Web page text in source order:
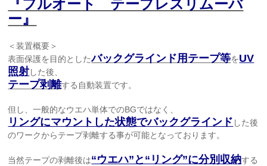
『フルオート テープレスリムーバ
ー』
＜装置概要＞
表面保護を目的としたバックグラインド用テープ等をUV
照射した後、
テープ剥離する自動装置です。
但し、一般的なウエハ単体でのBGではなく、
リングにマウントした状態でバックグラインド した後
のワークからテープ剥離する事が可能となっております。
当然テープの剥離後は“ウエハ”と“リング”に分別収納する